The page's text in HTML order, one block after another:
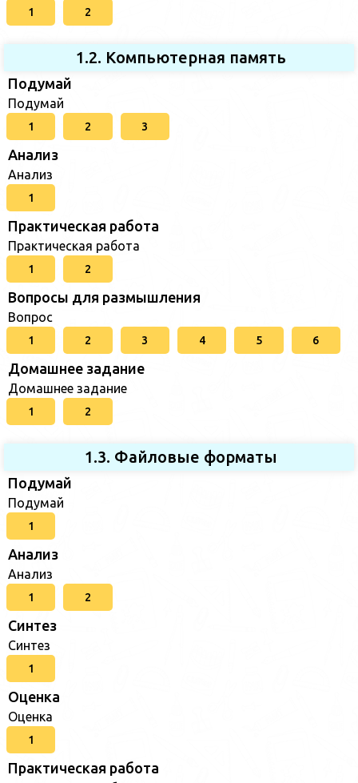
1 2
1.2. Компьютерная память
Подумай
Подумай
1 2 3
Анализ
Анализ
1
Практическая работа
Практическая работа
1 2
Вопросы для размышления
Вопрос
1 2 3 4 5 6
Домашнее задание
Домашнее задание
1 2
1.3. Файловые форматы
Подумай
Подумай
1
Анализ
Анализ
1 2
Синтез
Синтез
1
Оценка
Оценка
1
Практическая работа